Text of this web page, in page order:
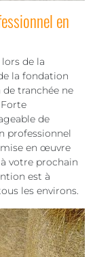
en
de la
la fondation
tranchée ne
de
professionnel
mise en œuvre
votre prochain
est à
les environs.